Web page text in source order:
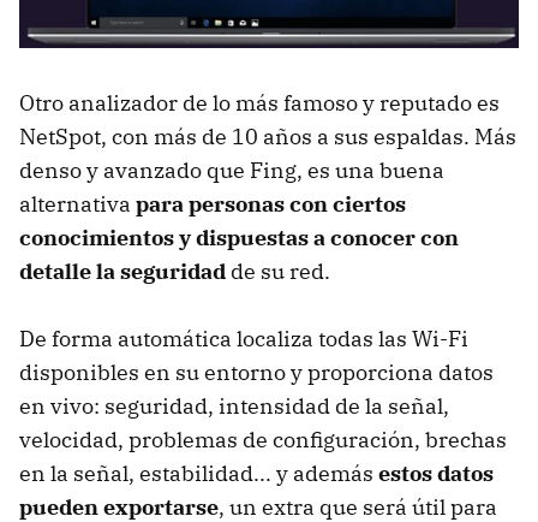
Otro analizador de lo más famoso y reputado es
NetSpot, con más de 10 años a sus espaldas. Más
denso y avanzado que Fing, es una buena
alternativa para personas con ciertos
conocimientos y dispuestas a conocer con
detalle la seguridad de su red.
De forma automática localiza todas las Wi-Fi
disponibles en su entorno y proporciona datos
en vivo: seguridad, intensidad de la señal,
velocidad, problemas de configuración, brechas
en la señal, estabilidad... y además estos datos
pueden exportarse, un extra que será útil para